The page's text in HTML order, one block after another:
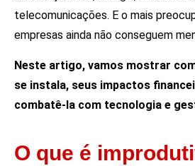
telecomunicações. E o mais
empresas ainda não conseguem
Neste artigo, vamos mostrar
se instala, seus impactos
combatê-la com tecnologia e
O que é